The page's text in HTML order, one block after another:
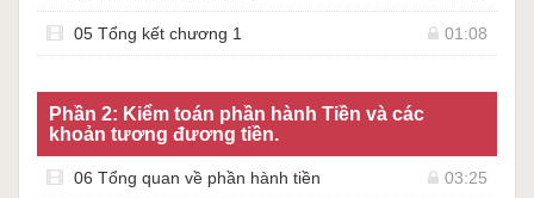
05 Tổng kết chương 1 01:08
Phần 2: Kiểm toán phần hành Tiền và các
khoản tương đương tiền.
06 Tổng quan về phần hành tiền 03:25